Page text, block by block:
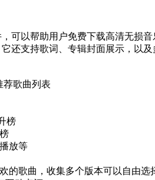
可以帮助用户免费下载高清无损
还支持歌词、专辑封面展示，以
荐歌曲列表
榜
放等
的歌曲，收集多个版本可以自由选